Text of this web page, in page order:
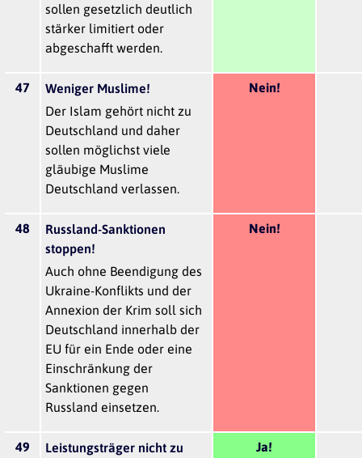
sollen gesetzlich deutlich
stärker limitiert oder
abgeschafft werden.
47
Weniger Muslime!
Der Islam gehört nicht zu
Deutschland und daher
sollen möglichst viele
gläubige Muslime
Deutschland verlassen.
Nein!
48
Russland-Sanktionen
stoppen!
Auch ohne Beendigung des
Ukraine-Konflikts und der
Annexion der Krim soll sich
Deutschland innerhalb der
EU für ein Ende oder eine
Einschränkung der
Sanktionen gegen
Russland einsetzen.
Nein!
49
Leistungsträger nicht zu
Ja!